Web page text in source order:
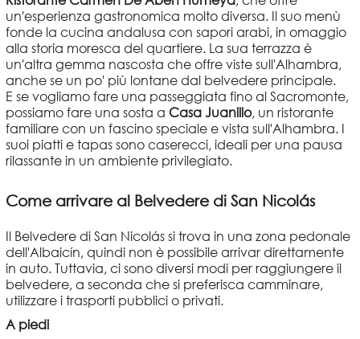
un'esperienza gastronomica molto diversa. Il suo menù
fonde la cucina andalusa con sapori arabi, in omaggio
alla storia moresca del quartiere. La sua terrazza è
un'altra gemma nascosta che offre viste sull'Alhambra,
anche se un po' più lontane dal belvedere principale.
E se vogliamo fare una passeggiata fino al Sacromonte,
possiamo fare una sosta a Casa Juanillo, un ristorante
familiare con un fascino speciale e vista sull'Alhambra. I
suoi piatti e tapas sono caserecci, ideali per una pausa
rilassante in un ambiente privilegiato.
Come arrivare al Belvedere di San Nicolás
Il Belvedere di San Nicolás si trova in una zona pedonale
dell'Albaicín, quindi non è possibile arrivar direttamente
in auto. Tuttavia, ci sono diversi modi per raggiungere il
belvedere, a seconda che si preferisca camminare,
utilizzare i trasporti pubblici o privati.
A piedi